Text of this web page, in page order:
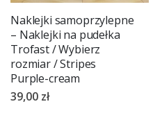
Naklejki samoprzylepne
– Naklejki na pudełka
Trofast / Wybierz
rozmiar / Stripes
Purple-cream
39,00 zł